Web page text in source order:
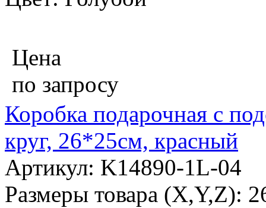
Цена
по запросу
Коробка подарочная с
круг, 26*25см, красный
Артикул: K14890-1L-04
Размеры товара (X,Y,Z):